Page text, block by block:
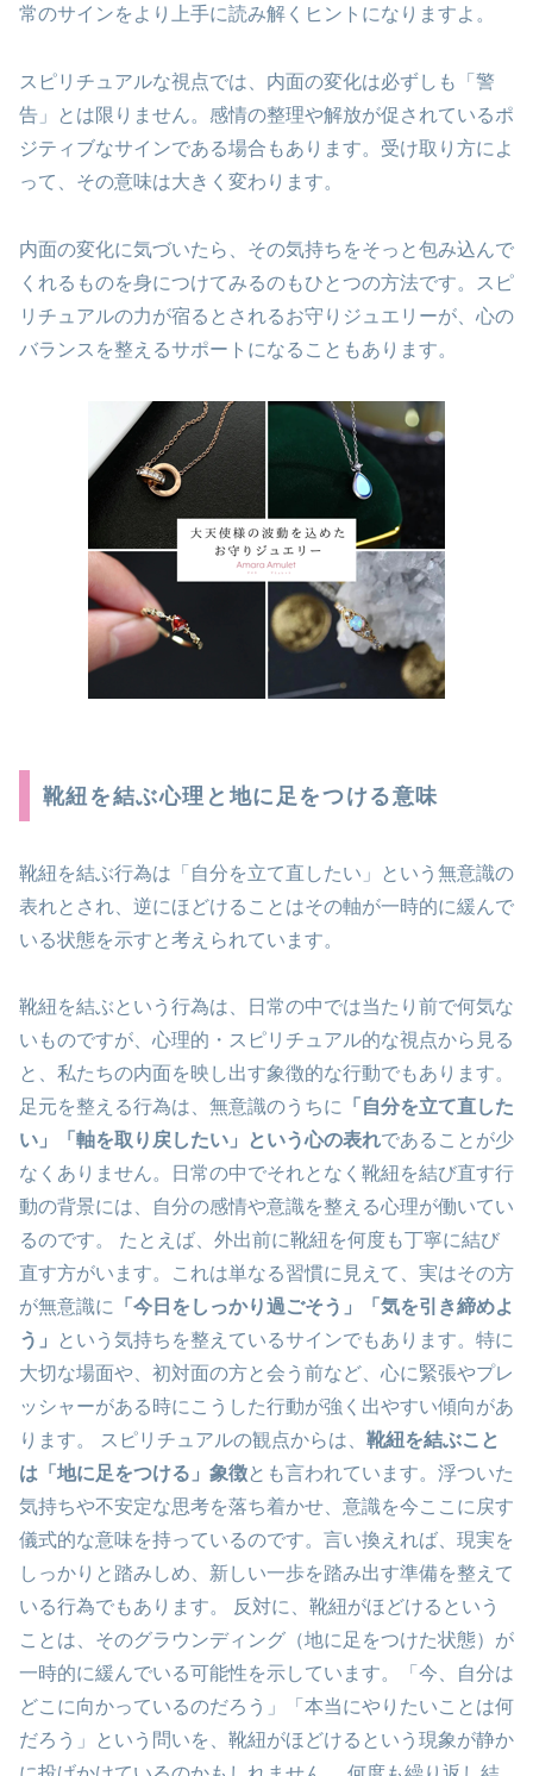
常のサインをより上手に読み解くヒントになりますよ。
スピリチュアルな視点では、内面の変化は必ずしも「警
告」とは限りません。感情の整理や解放が促されているポ
ジティブなサインである場合もあります。受け取り方によ
って、その意味は大きく変わります。
内面の変化に気づいたら、その気持ちをそっと包み込んで
くれるものを身につけてみるのもひとつの方法です。スピ
リチュアルの力が宿るとされるお守りジュエリーが、心の
バランスを整えるサポートになることもあります。
靴紐を結ぶ心理と地に足をつける意味
靴紐を結ぶ行為は「自分を立て直したい」という無意識の
表れとされ、逆にほどけることはその軸が一時的に緩んで
いる状態を示すと考えられています。
靴紐を結ぶという行為は、日常の中では当たり前で何気な
いものですが、心理的・スピリチュアル的な視点から見る
と、私たちの内面を映し出す象徴的な行動でもあります。
足元を整える行為は、無意識のうちに
「自分を立て直した
い」「軸を取り戻したい」という心の表れであることが少
なくありません。日常の中でそれとなく靴紐を結び直す行
動の背景には、自分の感情や意識を整える心理が働いてい
るのです。 たとえば、外出前に靴紐を何度も丁寧に結び
直す方がいます。これは単なる習慣に見えて、実はその方
が無意識に
「今日をしっかり過ごそう」「気を引き締めよ
う」
という気持ちを整えているサインでもあります。特に
大切な場面や、初対面の方と会う前など、心に緊張やプレ
ッシャーがある時にこうした行動が強く出やすい傾向があ
ります。 スピリチュアルの観点からは、 靴紐を結ぶこと
は「地に足をつける」象徴とも言われています。浮ついた
気持ちや不安定な思考を落ち着かせ、意識を今ここに戻す
儀式的な意味を持っているのです。言い換えれば、現実を
しっかりと踏みしめ、新しい一歩を踏み出す準備を整えて
いる行為でもあります。 反対に、靴紐がほどけるという
ことは、そのグラウンディング（地に足をつけた状態）が
一時的に緩んでいる可能性を示しています。「今、自分は
どこに向かっているのだろう」「本当にやりたいことは何
だろう」という問いを、靴紐がほどけるという現象が静か